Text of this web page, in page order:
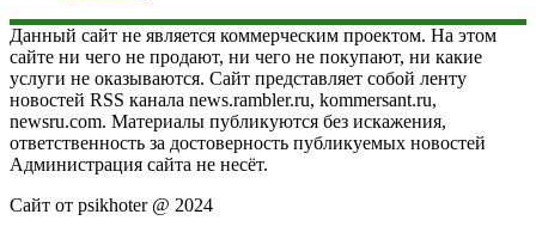
Данный сайт не является коммерческим проектом. На этом
сайте ни чего не продают, ни чего не покупают, ни какие
услуги не оказываются. Сайт представляет собой ленту
новостей RSS канала news.rambler.ru, kommersant.ru,
newsru.com. Материалы публикуются без искажения,
ответственность за достоверность публикуемых новостей
Администрация сайта не несёт.
Сайт от psikhoter @ 2024